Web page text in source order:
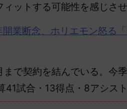
ットする可能性を感じさせ
開業断念、ホリエモン怒る
で契約を結んでいる。今
試合・13得点・8アシスト